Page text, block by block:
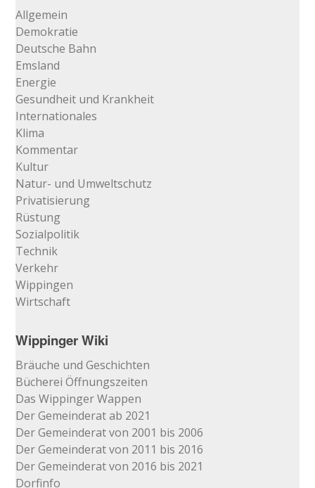
Allgemein
Demokratie
Deutsche Bahn
Emsland
Energie
Gesundheit und Krankheit
Internationales
Klima
Kommentar
Kultur
Natur- und Umweltschutz
Privatisierung
Rüstung
Sozialpolitik
Technik
Verkehr
Wippingen
Wirtschaft
Wippinger Wiki
Bräuche und Geschichten
Bücherei Öffnungszeiten
Das Wippinger Wappen
Der Gemeinderat ab 2021
Der Gemeinderat von 2001 bis 2006
Der Gemeinderat von 2011 bis 2016
Der Gemeinderat von 2016 bis 2021
Dorfinfo